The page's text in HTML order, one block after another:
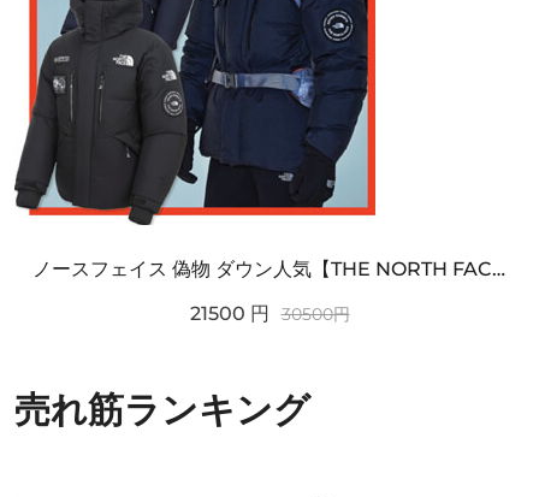
ノースフェイス 偽物 ダウン人気【THE NORTH FACE】M'S 7 SUMMIT HIM...
21500 円 30500円
売れ筋ランキング